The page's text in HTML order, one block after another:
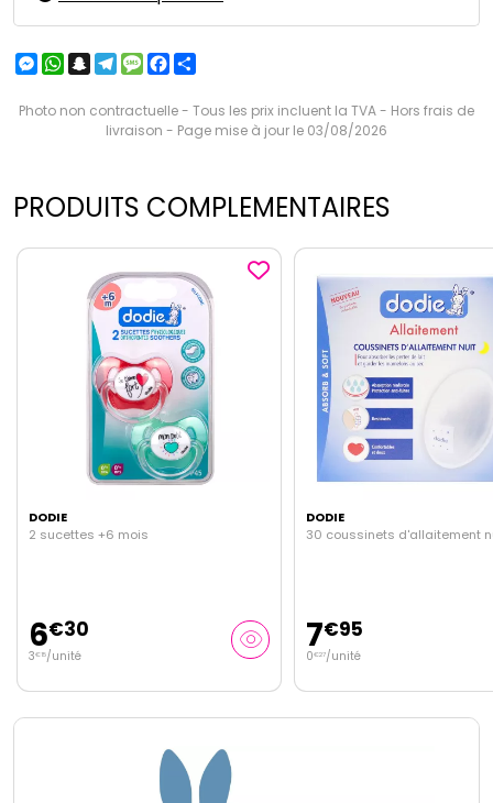
Messenger
WhatsApp
Snapchat
Telegram
MessageFacebook
Photo non contractuelle - Tous les prix incluent la TVA - Hors frais de
livraison - Page mise à jour le 03/08/2026
PRODUITS COMPLEMENTAIRES
DODIE
30 coussinets d'allaitement nuit
7€95
0€27 /unité
DODIE
30 coussinets d'allaitement
6€95
0€23/unité